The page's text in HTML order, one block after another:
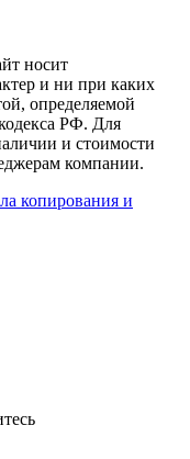
носит
и ни при каких
определяемой
РФ. Для
и стоимости
компании.
копирования и